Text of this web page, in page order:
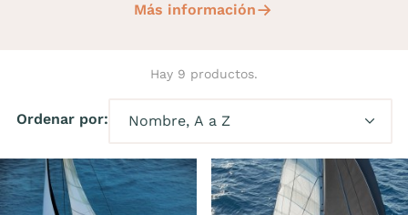
Más información
Hay 9 productos.
Ordenar por: